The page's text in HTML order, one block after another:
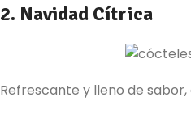
2. Navidad Cítrica
Refrescante y lleno de